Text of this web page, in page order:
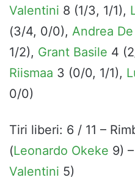
Valentini 8 (1/3, 1/1),
(3/4, 0/0), Andrea
1/2), Grant Basile 4
Riismaa 3 (0/0, 1/1),
0/0)
Tiri liberi: 6 / 11 –
(Leonardo Okeke 9)
Valentini 5)